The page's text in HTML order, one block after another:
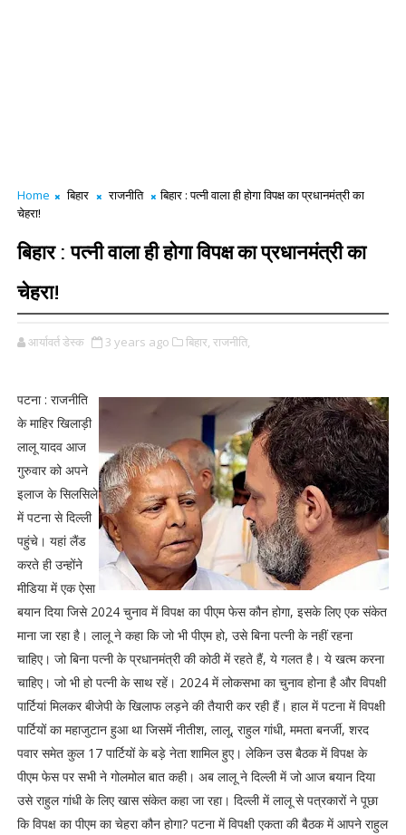
Home बिहार राजनीति
बिहार : पत्नी वाला ही होगा विपक्ष का प्रधानमंत्री का
चेहरा!
बिहार : पत्नी वाला ही होगा विपक्ष का प्रधानमंत्री का
चेहरा!
आर्यावर्त डेस्क 3 years ago बिहार, राजनीति,
पटना : राजनीति
के माहिर खिलाड़ी
लालू यादव आज
गुरुवार को अपने
इलाज के सिलसिले
में पटना से दिल्ली
पहुंचे। यहां लैंड
करते ही उन्होंने
मीडिया में एक ऐसा
बयान दिया जिसे 2024 चुनाव में विपक्ष का पीएम फेस कौन होगा, इसके लिए एक संकेत
माना जा रहा है। लालू ने कहा कि जो भी पीएम हो, उसे बिना पत्नी के नहीं रहना
चाहिए। जो बिना पत्नी के प्रधानमंत्री की कोठी में रहते हैं, ये गलत है। ये खत्म करना
चाहिए। जो भी हो पत्नी के साथ रहें। 2024 में लोकसभा का चुनाव होना है और विपक्षी
पार्टियां मिलकर बीजेपी के खिलाफ लड़ने की तैयारी कर रही हैं। हाल में पटना में विपक्षी
पार्टियों का महाजुटान हुआ था जिसमें नीतीश, लालू, राहुल गांधी, ममता बनर्जी, शरद
पवार समेत कुल 17 पार्टियों के बड़े नेता शामिल हुए। लेकिन उस बैठक में विपक्ष के
पीएम फेस पर सभी ने गोलमोल बात कही। अब लालू ने दिल्ली में जो आज बयान दिया
उसे राहुल गांधी के लिए खास संकेत कहा जा रहा। दिल्ली में लालू से पत्रकारों ने पूछा
कि विपक्ष का पीएम का चेहरा कौन होगा? पटना में विपक्षी एकता की बैठक में आपने राहुल